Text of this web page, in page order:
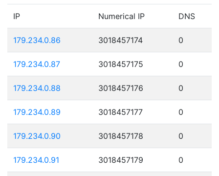
IP Numerical IP DNS
179.234.0.86 3018457174 0
179.234.0.87 3018457175 0
179.234.0.88 3018457176 0
179.234.0.89 3018457177 0
179.234.0.90 3018457178 0
179.234.0.91 3018457179 0